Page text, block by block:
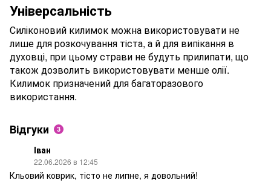
Універсальність
Силіконовий килимок можна використовувати не
лише для розкочування тіста, а й для випікання в
духовці, при цьому страви не будуть прилипати, що
також дозволить використовувати менше олії.
Килимок призначений для багаторазового
використання.
Відгуки 3
Іван
22.06.2026 в 12:45
Кльовий коврик, тісто не липне, я довольний!